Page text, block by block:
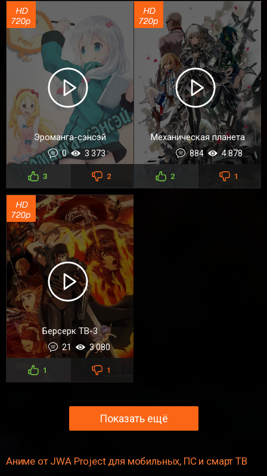
Эроманга-сэнсэй
0 3 373
3 2
Механическая планета
884 4 878
2 1
Берсерк ТВ-3
21 3 080
1 1
Показать ещё
Аниме от JWA Project для мобильных, ПС и смарт ТВ